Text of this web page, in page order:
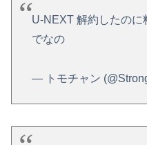
U-NEXT 解約したのに
でなの
— トモチャン